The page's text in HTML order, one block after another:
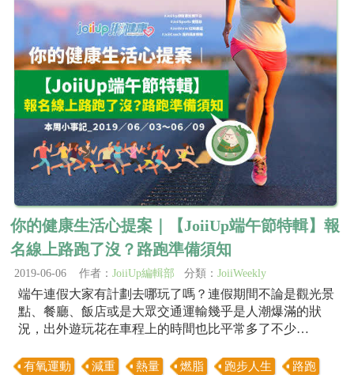
你的健康生活心提案｜【JoiiUp端午節特輯】報
名線上路跑了沒？路跑準備須知
2019-06-06 作者： JoiiUp編輯部 分類： JoiiWeekly
端午連假大家有計劃去哪玩了嗎？連假期間不論是觀光景
點、餐廳、飯店或是大眾交通運輸幾乎是人潮爆滿的狀
況，出外遊玩花在車程上的時間也比平常多了不少…
有氧運動 減重 熱量 燃脂 跑步人生
路跑